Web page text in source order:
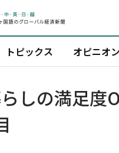
トピックス オピニオン
しの満足度